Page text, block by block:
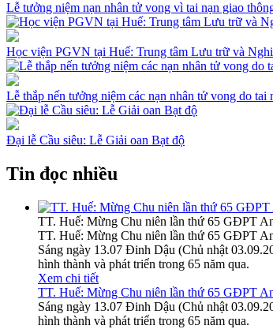
Lễ tưởng niệm nạn nhân tử vong vì tai nạn giao
Học viện PGVN tại Huế: Trung tâm Lưu trữ và
Lễ thắp nến tưởng niệm các nạn nhân tử vong do tai
Đại lễ Cầu siêu: Lễ Giải oan Bạt độ
Tin đọc nhiều
TT. Huế: Mừng Chu niên lần thứ 65 GĐPT
TT. Huế: Mừng Chu niên lần thứ 65 GĐPT
Sáng ngày 13.07 Đinh Dậu (Chủ nhật
hình thành và phát triển trong 65 năm qua.
Xem chi tiết
TT. Huế: Mừng Chu niên lần thứ 65 GĐPT
Sáng ngày 13.07 Đinh Dậu (Chủ nhật
hình thành và phát triển trong 65 năm qua.